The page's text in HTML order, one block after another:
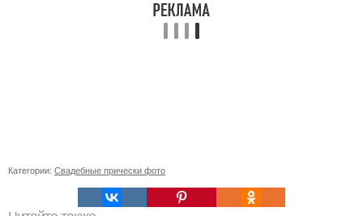
Категории: Свадебные прически фото